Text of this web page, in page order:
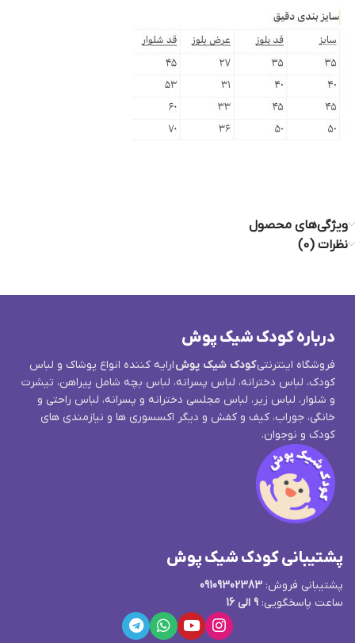
ویژگی‌های محصول
نظرات (0)
درباره کودک شیک پوش
فروشگاه اینترنتیکودک شیک پوشارایه کننده انواع پوشاک و لباس
کودک، لباس دخترانه، لباس پسرانه، لباس بچه شامل پیراهن، تیشرت
و شلوار، لباس زیر، لباس مجلسی دخترانه و پسرانه، لباس راحتی و
خانگی، جوراب، کیف و کفش و دیگر اکسسوری ها و نیازمندی های
کودک و نوجوان.
پشتیبانی کودک شیک پوش
پشتیبانی فروش: 09109302383
ساعت پاسخگویی: 9 الی 16